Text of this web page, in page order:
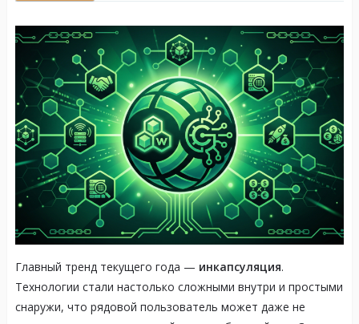
Главный тренд текущего года — инкапсуляция.
Технологии стали настолько сложными внутри и простыми
снаружи, что рядовой пользователь может даже не